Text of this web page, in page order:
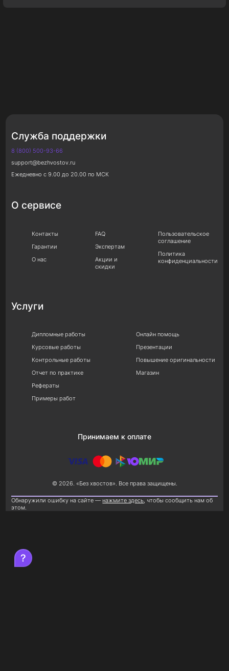
Служба поддержки
8 (800) 500-93-66
support@bezhvostov.ru
Ежедневно с 9.00 до 20.00 по МСК
О сервисе
Контакты
Гарантии
О нас
FAQ
Экспертам
Акции и
скидки
Пользовательское
соглашение
Политика
конфиденциальности
Услуги
Дипломные работы
Курсовые работы
Контрольные работы
Отчет по практике
Рефераты
Примеры работ
Онлайн помощь
Презентации
Повышение оригинальности
Магазин
Принимаем к оплате
© 2026. «Без хвостов». Все права защищены.
Обнаружили ошибку на сайте — нажмите здесь, чтобы сообщить нам об
этом.